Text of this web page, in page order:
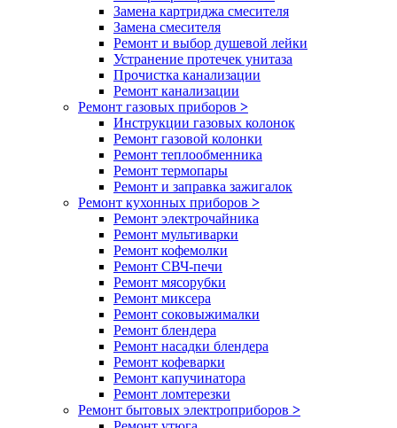
Замена картриджа смесителя
Замена смесителя
Ремонт и выбор душевой лейки
Устранение протечек унитаза
Прочистка канализации
Ремонт канализации
Ремонт газовых приборов >
Инструкции газовых колонок
Ремонт газовой колонки
Ремонт теплообменника
Ремонт термопары
Ремонт и заправка зажигалок
Ремонт кухонных приборов >
Ремонт электрочайника
Ремонт мультиварки
Ремонт кофемолки
Ремонт СВЧ-печи
Ремонт мясорубки
Ремонт миксера
Ремонт соковыжималки
Ремонт блендера
Ремонт насадки блендера
Ремонт кофеварки
Ремонт капучинатора
Ремонт ломтерезки
Ремонт бытовых электроприборов >